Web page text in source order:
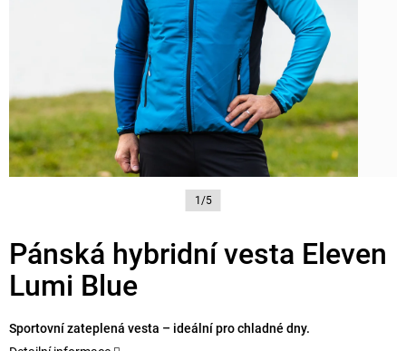
1/5
Pánská hybridní vesta Eleven
Lumi Blue
Sportovní zateplená vesta – ideální pro chladné dny.